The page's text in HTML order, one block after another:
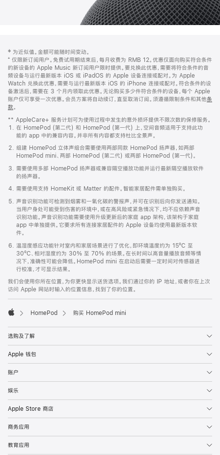
页
页
脚
注
‡ 为近似值。金额可能随时间变动。
⁺ 仅限新订阅用户。免费试用期结束后，每月收费为 RMB 12。优惠仅面向购买符合条件
的新设备的 Apple Music 新订阅用户限时提供。要兑换此优惠，需要将符合条件的音
频设备与运行最新版本 iOS 或 iPadOS 的 Apple 设备连接或配对。为 Apple
Watch 兑换此优惠，需要与运行最新版本 iOS 的 iPhone 连接或配对。符合条件的设
备激活后，需要在 3 个月内领取此优惠。无论购买多少件符合条件的设备，每个 Apple
账户仅可享受一次优惠。会员方案将自动续订，直至取消订阅。须遵循限制条件和其他条
款。
窗
口
中
打
开)
** AppleCare+ 服务计划可为使用过程中发生的意外损坏提供不限次数的保修服务。
在 HomePod (第二代) 和 HomePod (第一代) 上，空间音频适用于支持此功
能的 app 中的兼容内容。并非所有内容都支持杜比全景声。
组建 HomePod 立体声组合需要使用两部同款 HomePod 扬声器，如两部
HomePod mini、两部 HomePod (第二代) 或两部 HomePod (第一代)。
需要使用多部 HomePod 扬声器或兼容隔空播放功能并运行最新隔空播放软件
的扬声器。
需要使用支持 HomeKit 或 Matter 的配件。智能家居配件需单独购买。
声音识别功能可检测到烟雾和一氧化碳的警报声，并可在识别后向你发送通知。
当用户身处可能受到伤害的环境中，或在高风险或紧急情况下，均不应依赖声音
识别功能。声音识别功能需要使用升级更新后的家庭 app 架构，该架构于家庭
app 中单独提供。它要求所有连接家居配件的 Apple 设备均使用最新版本软
件。
温湿度感应功能针对室内和家居场景进行了优化，即环境温度约为 15ºC 至
30ºC、相对湿度约为 30% 至 70% 的场景。在长时间以高音量播放音频等情
况下，准确性可能会降低。HomePod mini 在启动后需要一定时间对传感器进
行校准，才可显示结果。
我们会使用你所在位置，为你更快显示送货选项。我们通过你的 IP 地址，或者你在上次
访问 Apple 网站时输入的位置信息，找到了你的位置。
HomePod 购买 HomePod mini
选购及了解
Apple 钱包
账户
娱乐
Apple Store 商店
商务应用
教育应用